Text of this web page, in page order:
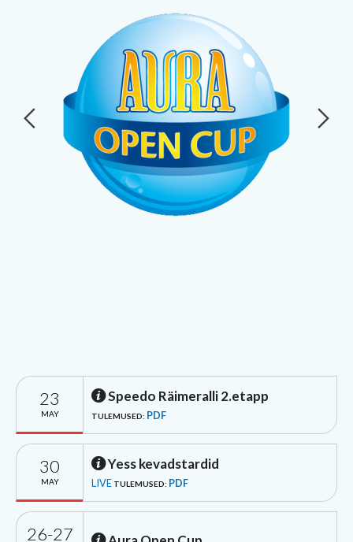
23
MAY
Speedo Räimeralli 2.etapp
TULEMUSED: PDF
30
MAY
Yess kevadstardid
LIVE TULEMUSED: PDF
26-27